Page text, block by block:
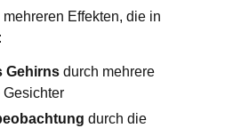
Effekten, die in
Gehirns durch mehrere
durch die